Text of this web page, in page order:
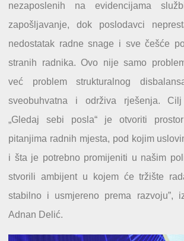
nezaposlenih na evidencijama
zapošljavanje, dok poslodavci
nedostatak radne snage i sve češće
stranih radnika. Ovo nije samo
već problem strukturalnog
sveobuhvatna i održiva rješenja.
„Gledaj sebi posla“ je otvoriti
pitanjima radnih mjesta, pod kojim
i šta je potrebno promijeniti u našim
stvorili ambijent u kojem će tržište
stabilno i usmjereno prema razvoju”,
Adnan Delić.